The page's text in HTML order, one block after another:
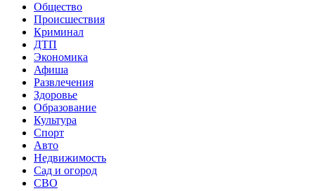
Общество
Происшествия
Криминал
ДТП
Экономика
Афиша
Развлечения
Здоровье
Образование
Культура
Спорт
Авто
Недвижимость
Сад и огород
СВО